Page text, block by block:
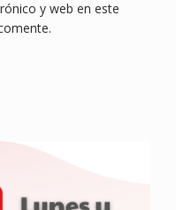
y web en este